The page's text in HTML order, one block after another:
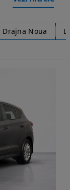
Drajna Noua